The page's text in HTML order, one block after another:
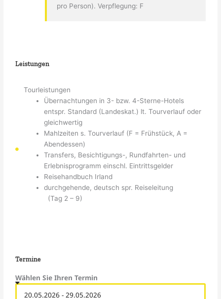
pro Person). Verpflegung: F
Leistungen
Tourleistungen
Übernachtungen in 3- bzw. 4-Sterne-Hotels
entspr. Standard (Landeskat.) lt. Tourverlauf oder
gleichwertig
Mahlzeiten s. Tourverlauf (F = Frühstück, A =
Abendessen)
Transfers, Besichtigungs-, Rundfahrten- und
Erlebnisprogramm einschl. Eintrittsgelder
Reisehandbuch Irland
durchgehende, deutsch spr. Reiseleitung
(Tag 2 – 9)
Termine
Wählen Sie Ihren Termin